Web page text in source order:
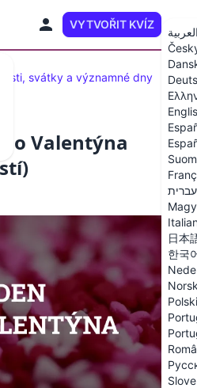
VYTVOŘIT KVÍZ
עברית
日本
한국
Polski
svátky a významné dny
Valentýna